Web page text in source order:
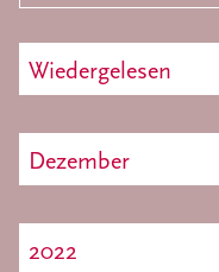
Wiedergelesen
Dezember
2022